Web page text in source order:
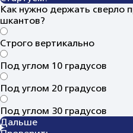
Как нужно держать сверло
шкантов?
Строго вертикально
Под углом 10 градусов
Под углом 20 градусов
Под углом 30 градусов
Дальше